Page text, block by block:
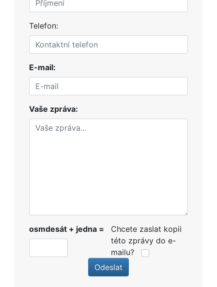
Telefon:
E-mail:
Vaše zpráva:
osmdesát + jedna =
Chcete zaslat kopii
této zprávy do e-
mailu?
Odeslat